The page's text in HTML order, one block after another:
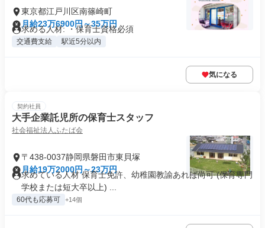
東京都江戸川区南篠崎町
月給23万6900円～35万円
求める人材: ・保育士資格必須
交通費支給 駅近5分以内
気になる
契約社員
大手企業託児所の保育士スタッフ
社会福祉法人ふたば会
〒438-0037静岡県磐田市東貝塚
月給19万2000円～23万円
求めている人材 保育士免許、幼稚園教諭あれば尚可 (保育専門
学校または短大卒以上) ...
60代も応募可 +14個